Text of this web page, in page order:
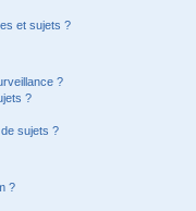
et sujets ?
?
?
sujets ?
?